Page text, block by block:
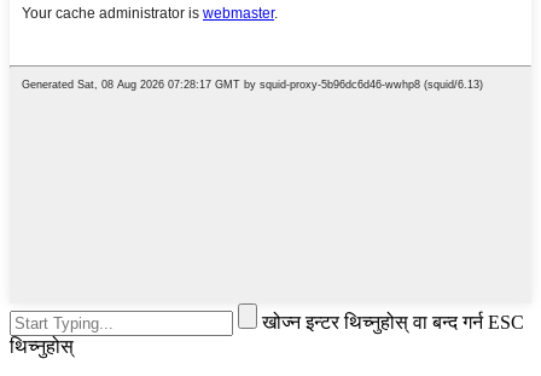
खोज्न इन्टर थिच्नुहोस् वा बन्द गर्न ESC
थिच्नुहोस्